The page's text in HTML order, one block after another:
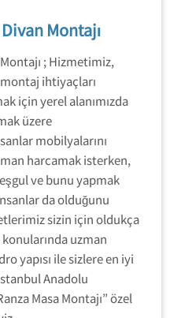
Montajı
; Hizmetimiz,
ihtiyaçları
için yerel alanımızda
üzere
mobilyalarını
harcamak isterken,
ve bunu yapmak
da olduğunu
sizin için oldukça
uzman
yapısı ile sizlere en iyi
Anadolu
Masa Montajı” özel